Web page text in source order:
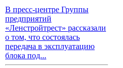
В пресс-центре Группы
предприятий
«Ленстройтрест» рассказали
о том, что состоялась
передача в эксплуатацию
блока под...